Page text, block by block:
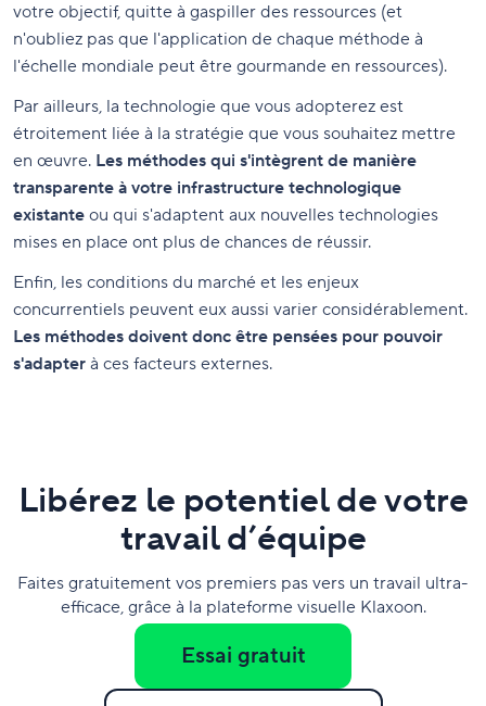
votre objectif, quitte à gaspiller des ressources (et
n'oubliez pas que l'application de chaque méthode à
l'échelle mondiale peut être gourmande en ressources).
Par ailleurs, la technologie que vous adopterez est
étroitement liée à la stratégie que vous souhaitez mettre
en œuvre. Les méthodes qui s'intègrent de manière
transparente à votre infrastructure technologique
existante ou qui s'adaptent aux nouvelles technologies
mises en place ont plus de chances de réussir.
Enfin, les conditions du marché et les enjeux
concurrentiels peuvent eux aussi varier considérablement.
Les méthodes doivent donc être pensées pour pouvoir
s'adapter à ces facteurs externes.
Libérez le potentiel de votre
travail d’équipe
Faites gratuitement vos premiers pas vers un travail ultra-
efficace, grâce à la plateforme visuelle Klaxoon.
Essai gratuit